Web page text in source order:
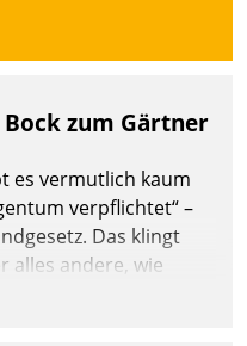
zum Gärtner
es vermutlich kaum
verpflichtet“ –
Das klingt
alles andere, wie
mit der